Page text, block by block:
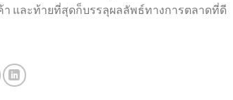
า และท้ายที่สุดก็บรรลุผลลัพธ์ทางการตลาดที่ดี